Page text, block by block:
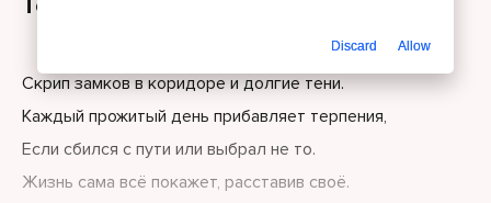
Текст песни
Скрип замков в коридоре и долгие тени.
Каждый прожитый день прибавляет терпения,
Если сбился с пути или выбрал не то.
Жизнь сама всё покажет, расставив своё.
Discard Allow